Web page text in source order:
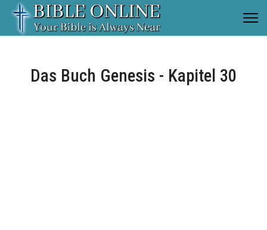
Das Buch Genesis - Kapitel 30